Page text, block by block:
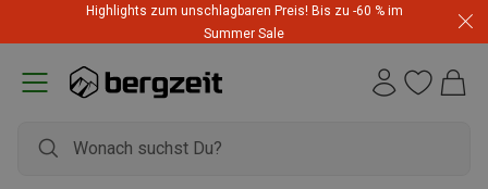
Highlights zum unschlagbaren Preis! Bis zu -60 % im
Summer Sale